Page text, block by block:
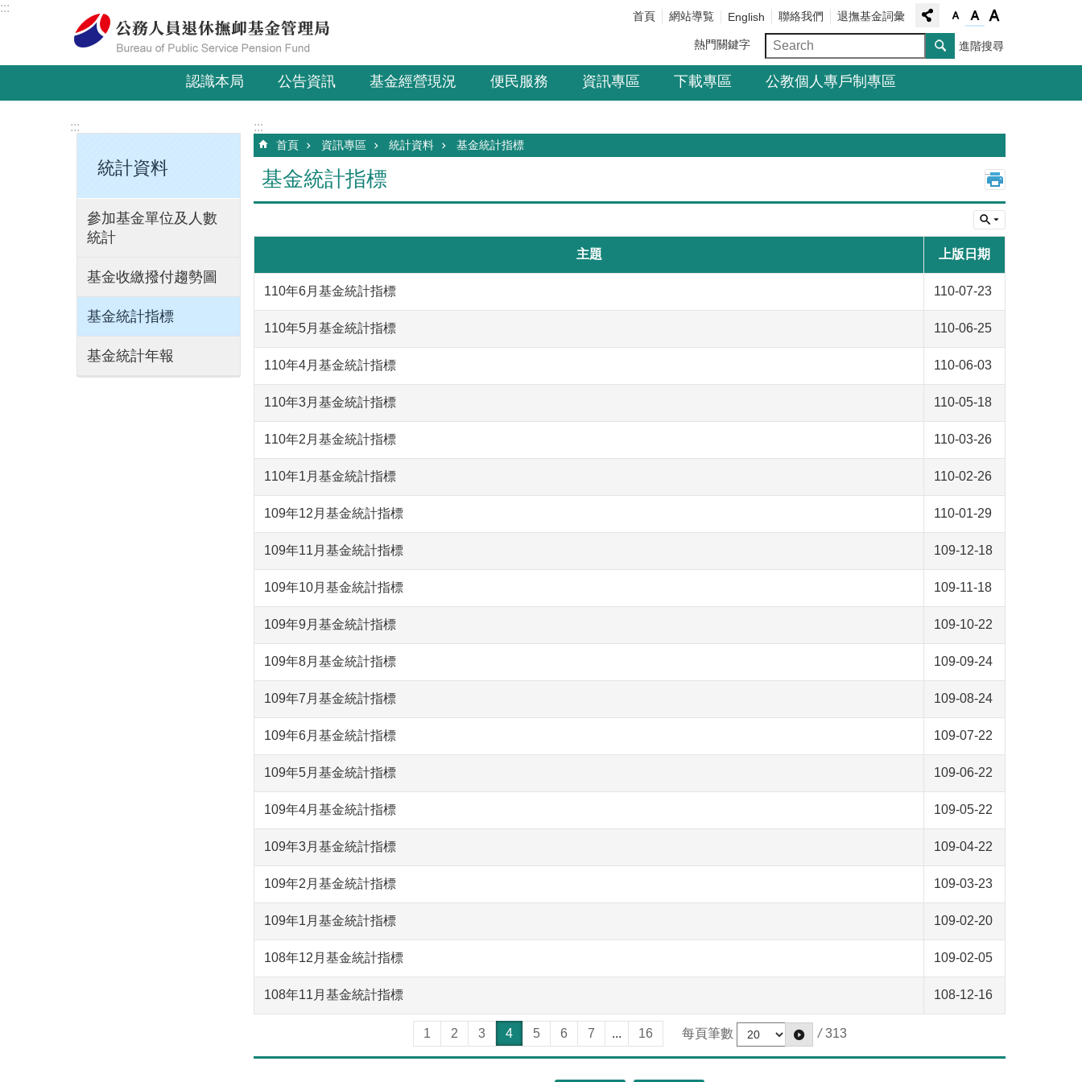
跳到主要內容區塊
:::
首頁 網站導覧 English 聯絡我們 退撫基金詞彙
熱門關鍵字 進階搜尋
認識本局 公告資訊 基金經營現況 便民服務 資訊專區 下載專區 公教個人專戶制專區
:::
統計資料
參加基金單位及人數
統計
基金收繳撥付趨勢圖
基金統計指標
基金統計年報
:::
首頁 資訊專區 統計資料 基金統計指標
基金統計指標 _
主題 上版日期
110年6月基金統計指標 110-07-23
110年5月基金統計指標 110-06-25
110年4月基金統計指標 110-06-03
110年3月基金統計指標 110-05-18
110年2月基金統計指標 110-03-26
110年1月基金統計指標 110-02-26
109年12月基金統計指標 110-01-29
109年11月基金統計指標 109-12-18
109年10月基金統計指標 109-11-18
109年9月基金統計指標 109-10-22
109年8月基金統計指標 109-09-24
109年7月基金統計指標 109-08-24
109年6月基金統計指標 109-07-22
109年5月基金統計指標 109-06-22
109年4月基金統計指標 109-05-22
109年3月基金統計指標 109-04-22
109年2月基金統計指標 109-03-23
109年1月基金統計指標 109-02-20
108年12月基金統計指標 109-02-05
108年11月基金統計指標 108-12-16
1 2 3 4 5 6 7 ... 16 每頁筆數 / 313